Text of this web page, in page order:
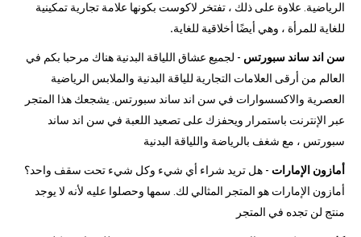
الرياضية. علاوة على ذلك ، تفتخر لاكوست بكونها علامة تجارية تمكينية
للغاية للمرأة ، وهي أيضًا أخلاقية للغاية.
سن اند ساند سبورتس - لجميع عشاق اللياقة البدنية هناك مرحبا بكم في
العالم من أرقى العلامات التجارية للياقة البدنية والملابس الرياضية
العصرية والاكسسوارات في سن اند ساند سبورتس. يشجعك هذا المتجر
عبر الإنترنت باستمرار ويحفزك على تصعيد اللعبة في سن اند ساند
سبورتس ، مع شغف بالرياضة واللياقة البدنية
أمازون الإمارات - هل تريد شراء أي شيء وكل شيء تحت سقف واحد؟
أمازون الإمارات هو المتجر المثالي لك. سمها وحصلوا عليه لأنه لا يوجد
منتج لن تجده في المتجر